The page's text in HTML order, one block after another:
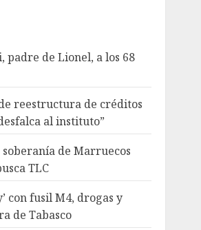
padre de Lionel, a los 68
reestructura de créditos
al instituto”
de Marruecos
TLC
con fusil M4, drogas y
de Tabasco
Detienen a ‘El Pony’ con
arsenal en carretera de
Tabasco
AGOSTO 9, 2026
Melanie Martinez se
presenta en el Palacio de
los Deportes con ‘Hades:
The Sacrifice Tour’
AGOSTO 9, 2026